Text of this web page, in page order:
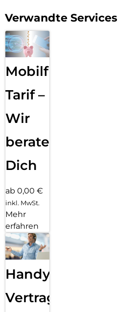
Verwandte Services
Mobilfunk
Tarif –
Wir
beraten
Dich
ab 0,00 €
inkl. MwSt.
Mehr
erfahren
Handy
Vertragsabwicklung